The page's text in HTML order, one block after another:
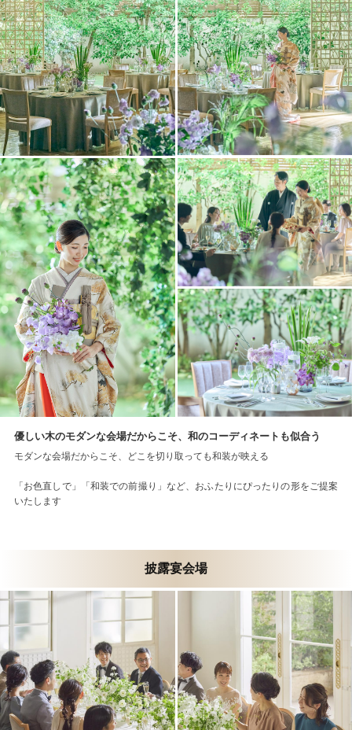
優しい木のモダンな会場だからこそ、和のコーディネートも似合う
モダンな会場だからこそ、どこを切り取っても和装が映える
「お色直しで」「和装での前撮り」など、おふたりにぴったりの形をご提案
いたします
披露宴会場